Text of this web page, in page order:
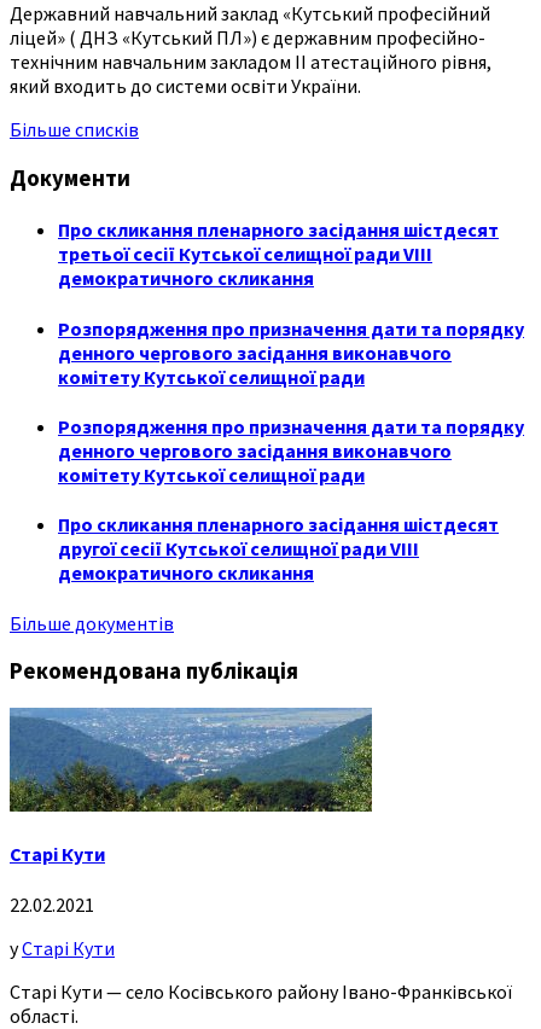
Державний навчальний заклад «Кутський професійний
ліцей» ( ДНЗ «Кутський ПЛ») є державним професійно-
технічним навчальним закладом ІІ атестаційного рівня,
який входить до системи освіти України.
Більше списків
Документи
Про скликання пленарного засідання шістдесят
третьої сесії Кутської селищної ради VIII
демократичного скликання
Розпорядження про призначення дати та порядку
денного чергового засідання виконавчого
комітету Кутської селищної ради
Розпорядження про призначення дати та порядку
денного чергового засідання виконавчого
комітету Кутської селищної ради
Про скликання пленарного засідання шістдесят
другої сесії Кутської селищної ради VIII
демократичного скликання
Більше документів
Рекомендована публікація
Старі Кути
22.02.2021
уСтарі Кути
Старі Кути — село Косівського району Івано-Франківської
області.